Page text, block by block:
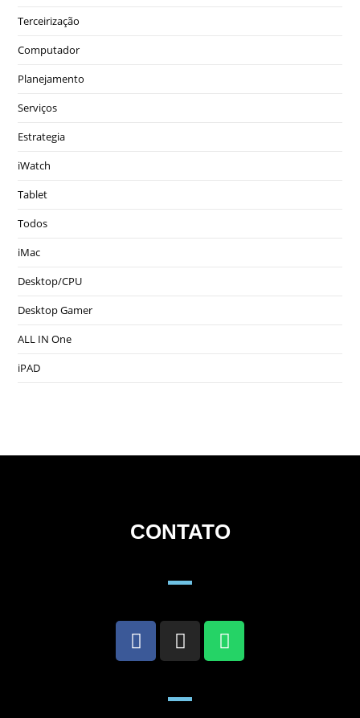
Terceirização
Computador
Planejamento
Serviços
Estrategia
iWatch
Tablet
Todos
iMac
Desktop/CPU
Desktop Gamer
ALL IN One
iPAD
CONTATO